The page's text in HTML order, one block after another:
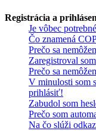
Registrácia a
Je vôbec
Čo znamená
Prečo sa
Zaregistroval
Prečo sa
V minulosti som
prihlásiť!
Zabudol som
Prečo som
Na čo slúži